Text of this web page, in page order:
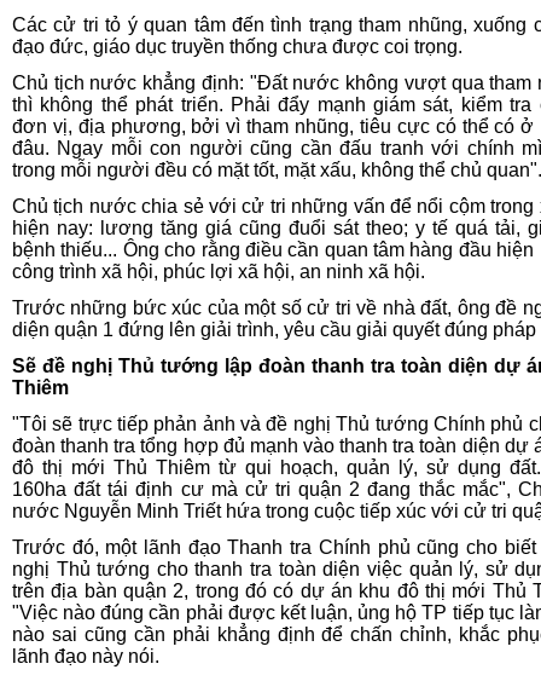
Các cử tri tỏ ý quan tâm đến tình trạng tham nhũng, xuống
đạo đức, giáo dục truyền thống chưa được coi trọng.
Chủ tịch nước khẳng định: "Đất nước không vượt qua tham
thì không thể phát triển. Phải đẩy mạnh giám sát, kiểm tra
đơn vị, địa phương, bởi vì tham nhũng, tiêu cực có thể có ở
đâu. Ngay mỗi con người cũng cần đấu tranh với chính
trong mỗi người đều có mặt tốt, mặt xấu, không thể chủ quan".
Chủ tịch nước chia sẻ với cử tri những vấn để nổi cộm trong
hiện nay: lương tăng giá cũng đuổi sát theo; y tế quá tải,
bệnh thiếu... Ông cho rằng điều cần quan tâm hàng đầu hiện
công trình xã hội, phúc lợi xã hội, an ninh xã hội.
Trước những bức xúc của một số cử tri về nhà đất, ông đề
diện quận 1 đứng lên giải trình, yêu cầu giải quyết đúng pháp
Sẽ đề nghị Thủ tướng lập đoàn thanh tra toàn diện dự
Thiêm
"Tôi sẽ trực tiếp phản ảnh và đề nghị Thủ tướng Chính phủ
đoàn thanh tra tổng hợp đủ mạnh vào thanh tra toàn diện dự
đô thị mới Thủ Thiêm từ qui hoạch, quản lý, sử dụng
160ha đất tái định cư mà cử tri quận 2 đang thắc mắc",
nước Nguyễn Minh Triết hứa trong cuộc tiếp xúc với cử tri
Trước đó, một lãnh đạo Thanh tra Chính phủ cũng cho biết
nghị Thủ tướng cho thanh tra toàn diện việc quản lý, sử
trên địa bàn quận 2, trong đó có dự án khu đô thị mới Thủ
"Việc nào đúng cần phải được kết luận, ủng hộ TP tiếp tục
nào sai cũng cần phải khẳng định để chấn chỉnh, khắc
lãnh đạo này nói.